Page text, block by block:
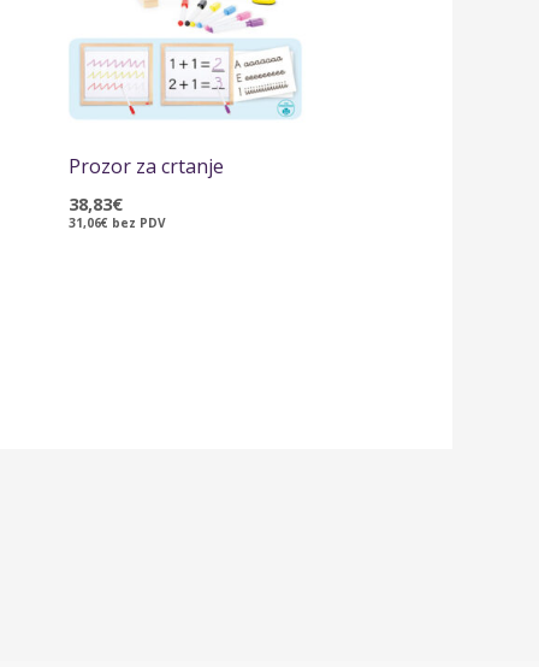
Prozor za crtanje
38,83€
31,06€ bez PDV